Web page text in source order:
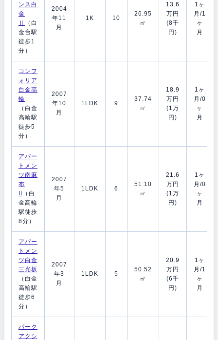
ンス白
金
Ⅱ
（白
金台駅
徒歩1
分）
2004
年11
月
1K 10
26.95
㎡
13.6
万円
(8千
円)
1ヶ
月/1
ヶ
月
コンフ
ォリア
白金高
輪
（白金
高輪駅
徒歩5
分）
2007
年10
月
1LDK 9
37.74
㎡
18.9
万円
(1万
円)
1ヶ
月/0
ヶ
月
アパー
トメン
ツ南麻
布
II （白
金高輪
駅徒歩
8分）
2007
年5
月
1LDK 6
51.10
㎡
21.6
万円
(1万
円)
1ヶ
月/0
ヶ
月
アパー
トメン
ツ白金
三光坂
（白金
高輪駅
徒歩6
分）
2007
年3
月
1LDK 5
50.52
㎡
20.9
万円
(6千
円)
1ヶ
月/1
ヶ
月
パーク
アクシ